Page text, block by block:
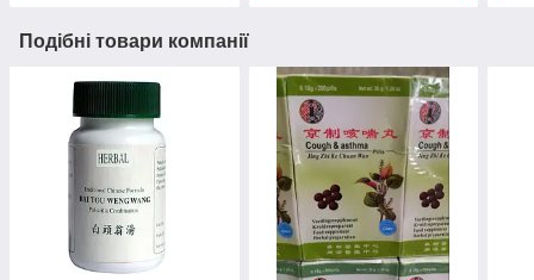
Подібні товари компанії